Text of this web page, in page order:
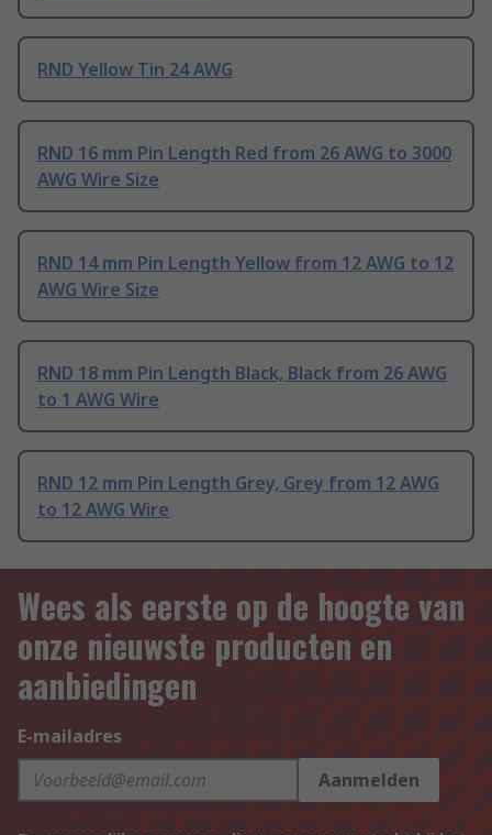
RND Yellow Tin 24 AWG
RND 16 mm Pin Length Red from 26 AWG to 3000
AWG Wire Size
RND 14 mm Pin Length Yellow from 12 AWG to 12
AWG Wire Size
RND 18 mm Pin Length Black, Black from 26 AWG
to 1 AWG Wire
RND 12 mm Pin Length Grey, Grey from 12 AWG
to 12 AWG Wire
Wees als eerste op de hoogte van
onze nieuwste producten en
aanbiedingen
E-mailadres
Aanmelden